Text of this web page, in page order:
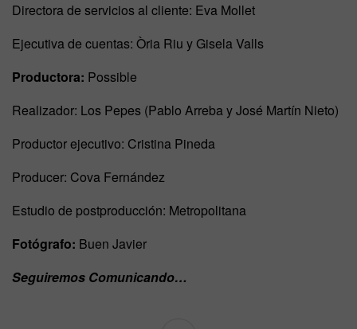
Directora de servicios al cliente: Eva Mollet
Ejecutiva de cuentas: Òria Riu y Gisela Valls
Productora: Possible
Realizador: Los Pepes (Pablo Arreba y José Martín Nieto)
Productor ejecutivo: Cristina Pineda
Producer: Cova Fernández
Estudio de postproducción: Metropolitana
Fotógrafo: Buen Javier
Seguiremos Comunicando…